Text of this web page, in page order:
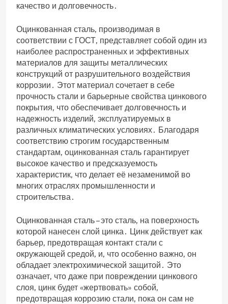
качество и долговечность․
Оцинкованная сталь‚ производимая в
соответствии с ГОСТ‚ представляет собой один из
наиболее распространенных и эффективных
материалов для защиты металлических
конструкций от разрушительного воздействия
коррозии․ Этот материал сочетает в себе
прочность стали и барьерные свойства цинкового
покрытия‚ что обеспечивает долговечность и
надежность изделий‚ эксплуатируемых в
различных климатических условиях․ Благодаря
соответствию строгим государственным
стандартам‚ оцинкованная сталь гарантирует
высокое качество и предсказуемость
характеристик‚ что делает её незаменимой во
многих отраслях промышленности и
строительства․
Оцинкованная сталь – это сталь‚ на поверхность
которой нанесен слой цинка․ Цинк действует как
барьер‚ предотвращая контакт стали с
окружающей средой‚ и‚ что особенно важно‚ он
обладает электрохимической защитой․ Это
означает‚ что даже при повреждении цинкового
слоя‚ цинк будет «жертвовать» собой‚
предотвращая коррозию стали‚ пока он сам не